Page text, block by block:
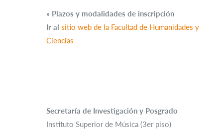
» Plazos y modalidades de inscripción
Ir al sitio web de la Facultad de Humanidades y
Ciencias
Secretaría de Investigación y Posgrado
Instituto Superior de Música (3er piso)